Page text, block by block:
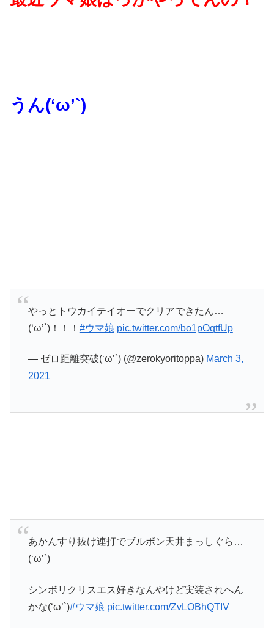
うん(‘ω’`)
やっとトウカイテイオーでクリアできたん…
(‘ω’`)！！！ #ウマ娘 pic.twitter.com/bo1pOqtfUp
— ゼロ距離突破(‘ω’`) (@zerokyoritoppa) March 3,
2021
あかんすり抜け連打でブルボン天井まっしぐら…
(‘ω’`)
シンボリクリスエス好きなんやけど実装されへん
かな(‘ω’`)#ウマ娘 pic.twitter.com/ZvLOBhQTIV